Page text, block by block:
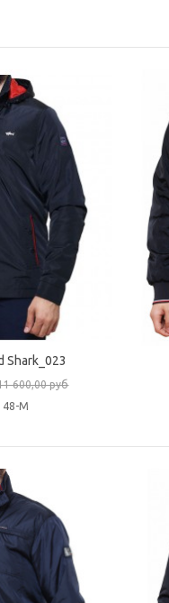
Shark_023
600,00 руб
48-M